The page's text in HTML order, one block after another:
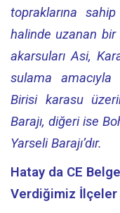
topraklarına
halinde uzanan bir
akarsuları Asi,
sulama amacıyla
Birisi karasu
Barajı, diğeri ise
Yarseli Barajı’dır.
Hatay da CE
Verdiğimiz İlçeler